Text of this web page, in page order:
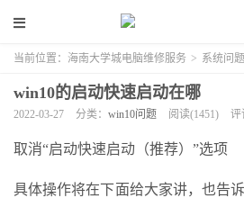
当前位置： 海南大学城电脑维修服务 > 系统问题
win10的启动快速启动在哪
2022-03-27 分类： win10问题 阅读(1451) 评
取消“启动快速启动（推荐）”选项
具体操作将在下面给大家讲，也告